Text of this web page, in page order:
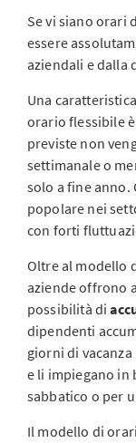
Se vi siano orari
essere
aziendali e dalla
Una
orario flessibile è
previste non
settimanale o
solo a fine anno.
popolare nei
con forti
Oltre al modello
aziende offrono
possibilità di
dipendenti
giorni di
e li impiegano in
sabbatico o per
Il modello di